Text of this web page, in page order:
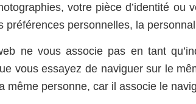
votre pièce d’identité ou
préférences personnelles, la
ne vous associe pas en tant
vous essayez de naviguer sur le
même personne, car il associe le